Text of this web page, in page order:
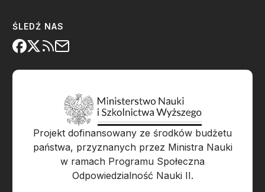
ŚLEDŹ NAS
Projekt dofinansowany ze środków budżetu
państwa, przyznanych przez Ministra Nauki
w ramach Programu Społeczna
Odpowiedzialność Nauki II.